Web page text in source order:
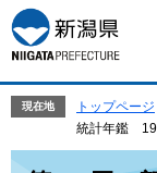
ー
ジ
の
で
ニ
ュ
ー
ば
現在地 トップページ
統計年鑑